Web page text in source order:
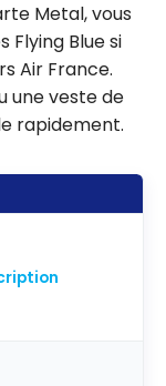
Metal, vous
Flying Blue si
Air France.
une veste de
rapidement.